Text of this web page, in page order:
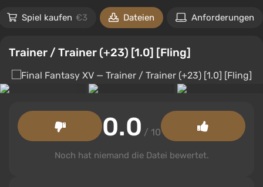
Spiel kaufen €3 Dateien Anforderungen
Trainer / Trainer (+23) [1.0] [Fling]
0.0 / 10
Noch hat niemand die Datei bewertet.